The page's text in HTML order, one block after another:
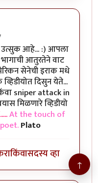
उत्सुक आहे... :) आपला
आतुरतेने वाट
सेनेची इराक मधे
दिसुन येते...
sniper attack in
मिळणारे व्हिडीयो
At the touch of
Plato
किंवासदस्य व्हा
↑